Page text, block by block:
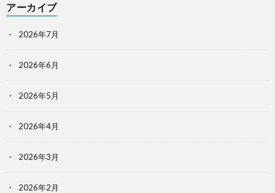
アーカイブ
2026年7月
2026年6月
2026年5月
2026年4月
2026年3月
2026年2月